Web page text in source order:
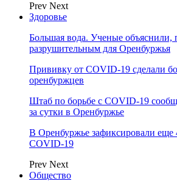
Prev Next
Здоровье
Большая вода. Ученые объяснили,
разрушительным для Оренбуржья
Прививку от COVID-19 сделали
оренбуржцев
Штаб по борьбе с СOVID-19
за сутки в Оренбуржье
В Оренбуржье зафиксировали еще
COVID-19
Prev Next
Общество